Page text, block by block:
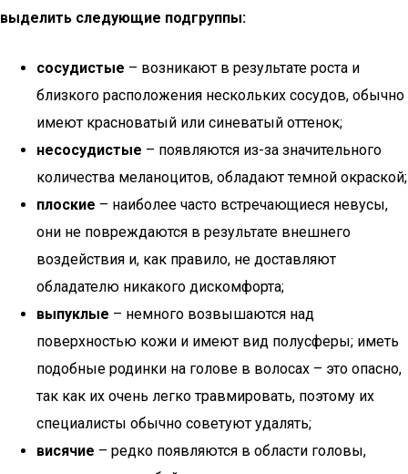
выделить следующие подгруппы:
сосудистые – возникают в результате роста и
близкого расположения нескольких сосудов, обычно
имеют красноватый или синеватый оттенок;
несосудистые – появляются из-за значительного
количества меланоцитов, обладают темной окраской;
плоские – наиболее часто встречающиеся невусы,
они не повреждаются в результате внешнего
воздействия и, как правило, не доставляют
обладателю никакого дискомфорта;
выпуклые – немного возвышаются над
поверхностью кожи и имеют вид полусферы; иметь
подобные родинки на голове в волосах – это опасно,
так как их очень легко травмировать, поэтому их
специалисты обычно советуют удалять;
висячие – редко появляются в области головы,